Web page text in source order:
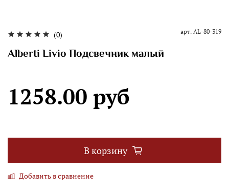
(0) арт. AL-80-319
Alberti Livio Подсвечник малый
1258.00 руб
В корзину
Добавить в сравнение